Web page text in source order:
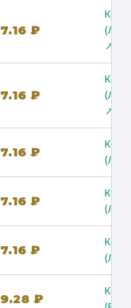
7.16 ₽
↗
7.16 ₽
↗
7.16 ₽
7.16 ₽
7.16 ₽
9.28 ₽